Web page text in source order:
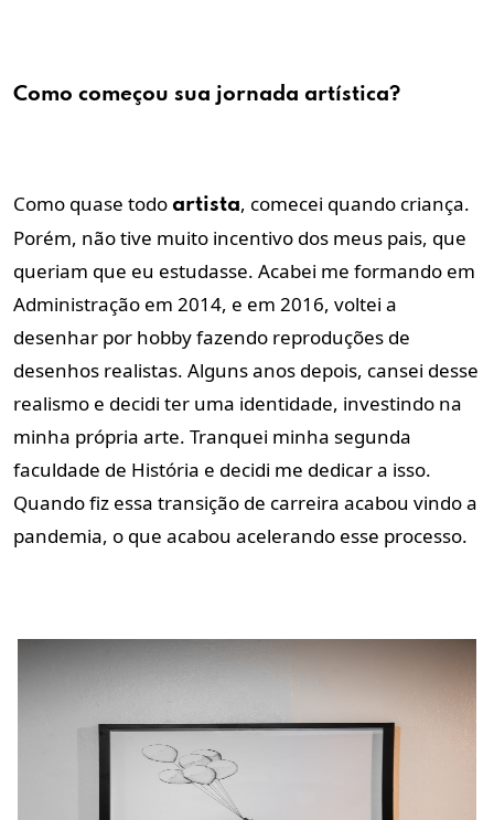
Como começou sua jornada artística?
Como quase todo artista, comecei quando criança.
Porém, não tive muito incentivo dos meus pais, que
queriam que eu estudasse. Acabei me formando em
Administração em 2014, e em 2016, voltei a
desenhar por hobby fazendo reproduções de
desenhos realistas. Alguns anos depois, cansei desse
realismo e decidi ter uma identidade, investindo na
minha própria arte. Tranquei minha segunda
faculdade de História e decidi me dedicar a isso.
Quando fiz essa transição de carreira acabou vindo a
pandemia, o que acabou acelerando esse processo.